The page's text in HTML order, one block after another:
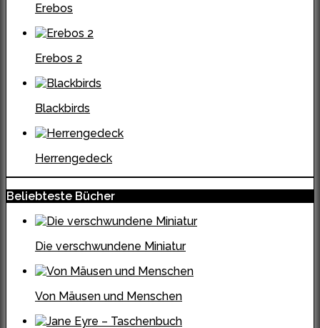
Erebos
Erebos 2
Blackbirds
Herrengedeck
Beliebteste Bücher
Die verschwundene Miniatur
Von Mäusen und Menschen